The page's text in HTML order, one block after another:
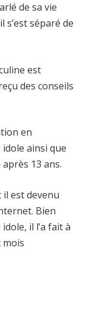
de sa vie
il s’est séparé de
est
des conseils
en
ainsi que
après 13 ans.
il est devenu
Bien
il l’a fait à
mois